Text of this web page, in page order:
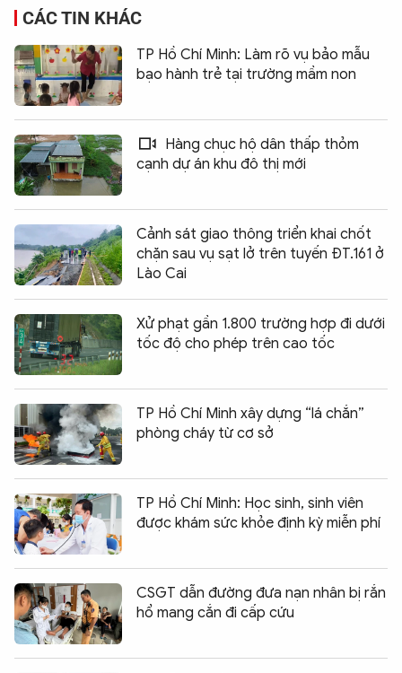
CÁC TIN KHÁC
TP Hồ Chí Minh: Làm rõ vụ bảo mẫu
bạo hành trẻ tại trường mầm non
Hàng chục hộ dân thấp thỏm
cạnh dự án khu đô thị mới
Cảnh sát giao thông triển khai chốt
chặn sau vụ sạt lở trên tuyến ĐT.161 ở
Lào Cai
Xử phạt gần 1.800 trường hợp đi dưới
tốc độ cho phép trên cao tốc
TP Hồ Chí Minh xây dựng “lá chắn”
phòng cháy từ cơ sở
TP Hồ Chí Minh: Học sinh, sinh viên
được khám sức khỏe định kỳ miễn phí
CSGT dẫn đường đưa nạn nhân bị rắn
hổ mang cắn đi cấp cứu